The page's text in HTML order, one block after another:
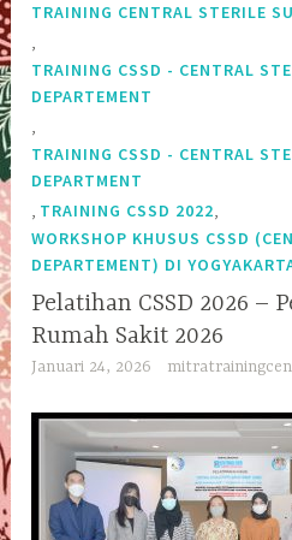
TRAINING CENTRAL STERILE
,
TRAINING CSSD - CENTRAL
DEPARTEMENT
,
TRAINING CSSD - CENTRAL
DEPARTMENT
, TRAINING CSSD 2022,
WORKSHOP KHUSUS CSSD
DEPARTEMENT) DI
Pelatihan CSSD 2026 –
Rumah Sakit 2026
Januari 24, 2026